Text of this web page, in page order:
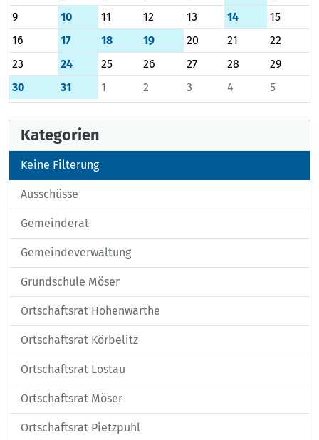
9
10 11 12 13 14
15
16
17 18 19 20 21
22
23
24 25 26 27 28
29
30
31 1 2 3 4 5
Kategorien
Keine Filterung
Ausschüsse
Gemeinderat
Gemeindeverwaltung
Grundschule Möser
Ortschaftsrat Hohenwarthe
Ortschaftsrat Körbelitz
Ortschaftsrat Lostau
Ortschaftsrat Möser
Ortschaftsrat Pietzpuhl